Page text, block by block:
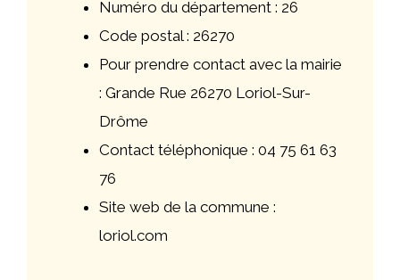
Numéro du département : 26
Code postal : 26270
Pour prendre contact avec la mairie
: Grande Rue 26270 Loriol-Sur-
Drôme
Contact téléphonique : 04 75 61 63
76
Site web de la commune :
loriol.com